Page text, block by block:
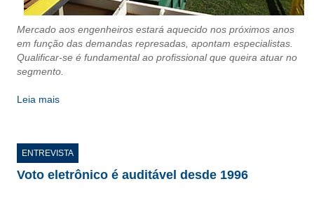
LEI 4.950-A/1966 – PISO SALARIAL
LEI 5.194/1966 – REGULAMENTAÇÃO DA PROFISSÃO
LEI 6.496/1977 – ART
PISO SALARIAL
FIQUE POR DENTRO
Mercado aos engenheiros estará aquecido nos próximos anos
em função das demandas represadas, apontam especialistas.
Qualificar-se é fundamental ao profissional que queira atuar no
segmento.
Leia mais
ENTREVISTA
Voto eletrônico é auditável desde 1996